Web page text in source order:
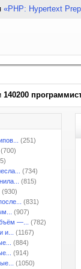
«PHP: Hypertext
140200
(251)
(700)
(734)
(815)
(930)
(831)
(907)
—...
(782)
и...
(1167)
(884)
(914)
(1050)